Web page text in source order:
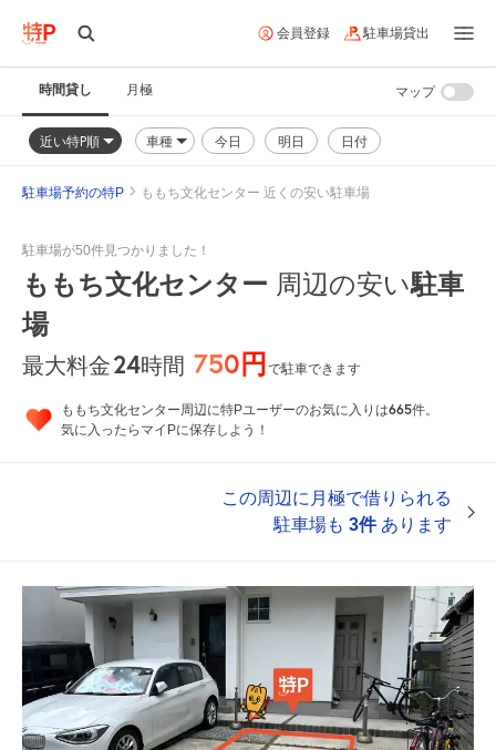
会員登録 駐車場貸出
時間貸し 月極
近い特P順 車種 今日 明日 日付
マップ
駐車場予約の特P ももち文化センター 近くの安い駐車場
駐車場が50件見つかりました！
ももち文化センター 周辺の安い駐車
場
最大料金24時間 750円で駐車できます
ももち文化センター周辺に特Pユーザーのお気に入りは665件。
気に入ったらマイPに保存しよう！
この周辺に月極で借りられる
駐車場も 3件あります